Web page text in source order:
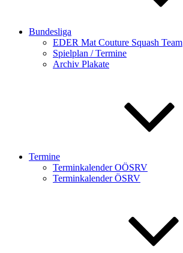
Bundesliga
EDER Mat Couture Squash Team
Spielplan / Termine
Archiv Plakate
Termine
Terminkalender OÖSRV
Terminkalender ÖSRV